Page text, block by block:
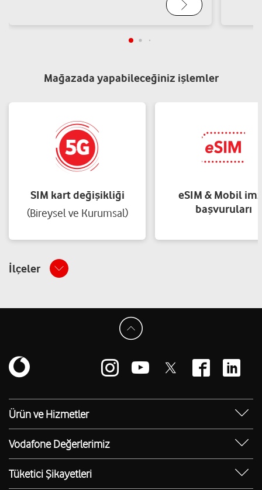
Mağazada yapabileceğiniz işlemler
SIM kart değişikliği
(Bireysel ve Kurumsal)
eSIM & Mobil
başvuruları
İlçeler
Ürün ve Hizmetler
Yanımda Uygulaması
Vodafone 4.5G
Ürünler
Toptan
Vodafone Değerlerimiz
Sosyal Destek
Erişilebilir Mağazalar
Tüketici Şikayetleri
Şikayet Talebi Oluşturma/Takibi